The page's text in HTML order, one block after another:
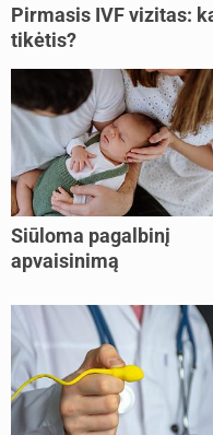
Pirmasis IVF vizitas:
tikėtis?
Siūloma pagalbinį
apvaisinimą
nesusituokusiems, ir
vienišoms moterims
(10)